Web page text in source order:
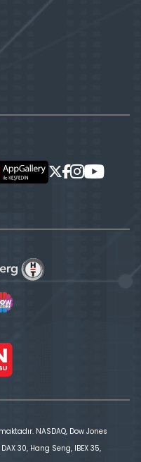
NASDAQ, Dow Jones
30, Hang Seng, IBEX 35,